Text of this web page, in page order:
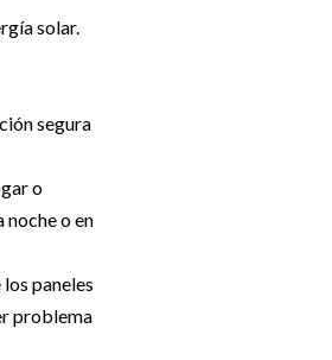
solar.
segura
o
noche o en
paneles
problema